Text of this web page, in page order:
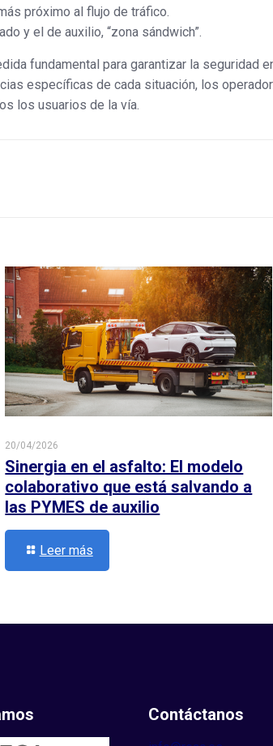
próximo al flujo de tráfico.
y el de auxilio, “zona sándwich”.
fundamental para garantizar la seguridad
específicas de cada situación, los
los usuarios de la vía.
20/04/2026
Sinergia en el asfalto: El modelo
colaborativo que está salvando a
las PYMES de auxilio
Leer más
Contáctanos